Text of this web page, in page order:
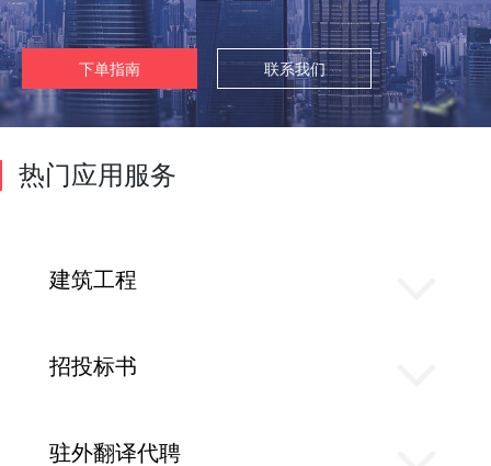
下单指南 联系我们
热门应用服务
建筑工程
招投标书
驻外翻译代聘